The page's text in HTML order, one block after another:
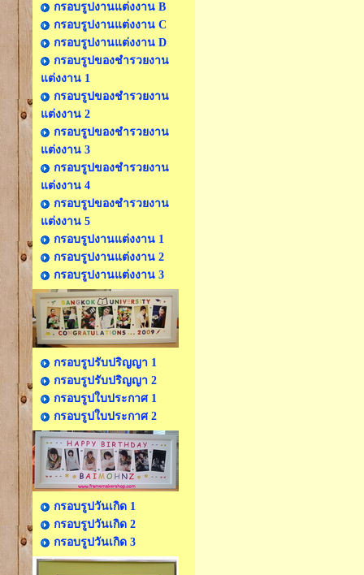
กรอบรูปงานแต่งงาน B
กรอบรูปงานแต่งงาน C
กรอบรูปงานแต่งงาน D
กรอบรูปของชำรวยงาน
แต่งงาน 1
กรอบรูปของชำรวยงาน
แต่งงาน 2
กรอบรูปของชำรวยงาน
แต่งงาน 3
กรอบรูปของชำรวยงาน
แต่งงาน 4
กรอบรูปของชำรวยงาน
แต่งงาน 5
กรอบรูปงานแต่งงาน 1
กรอบรูปงานแต่งงาน 2
กรอบรูปงานแต่งงาน 3
กรอบรูปรับปริญญา 1
กรอบรูปรับปริญญา 2
กรอบรูปใบประกาศ 1
กรอบรูปใบประกาศ 2
กรอบรูปวันเกิด 1
กรอบรูปวันเกิด 2
กรอบรูปวันเกิด 3